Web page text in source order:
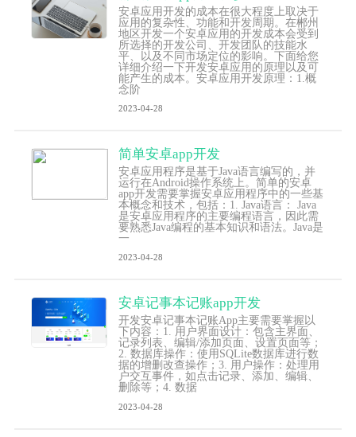
安卓应用开发的成本在很大程度上取决于
应用的复杂性、功能和开发周期。在郴州
地区开发一个安卓应用的开发成本会受到
所选择的开发公司、开发团队的技能水
平、以及不同市场定位的影响。下面给您
详细介绍一下开发安卓应用的原理以及可
能产生的成本。安卓应用开发原理：1.概
念阶
2023-04-28
简单安卓app开发
安卓应用程序是基于Java语言编写的，并
运行在Android操作系统上。简单的安卓
app开发需要掌握安卓应用程序中的一些基
本概念和技术，包括：1. Java语言： Java
是安卓应用程序的主要编程语言，因此需
要熟悉Java编程的基本知识和语法。Java是
一
2023-04-28
安卓记事本记账app开发
开发安卓记事本记账App主要需要掌握以
下内容：1. 用户界面设计：包含主界面、
记录列表、编辑/添加页面、设置页面等；
2. 数据库操作：使用SQLite数据库进行数
据的增删改查操作；3. 用户操作：处理用
户交互事件，如点击记录、添加、编辑、
删除等；4. 数据
2023-04-28